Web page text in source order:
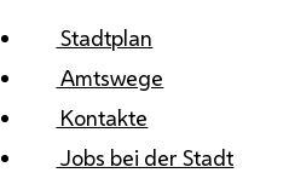
Stadtplan
Amtswege
Kontakte
Jobs bei der Stadt